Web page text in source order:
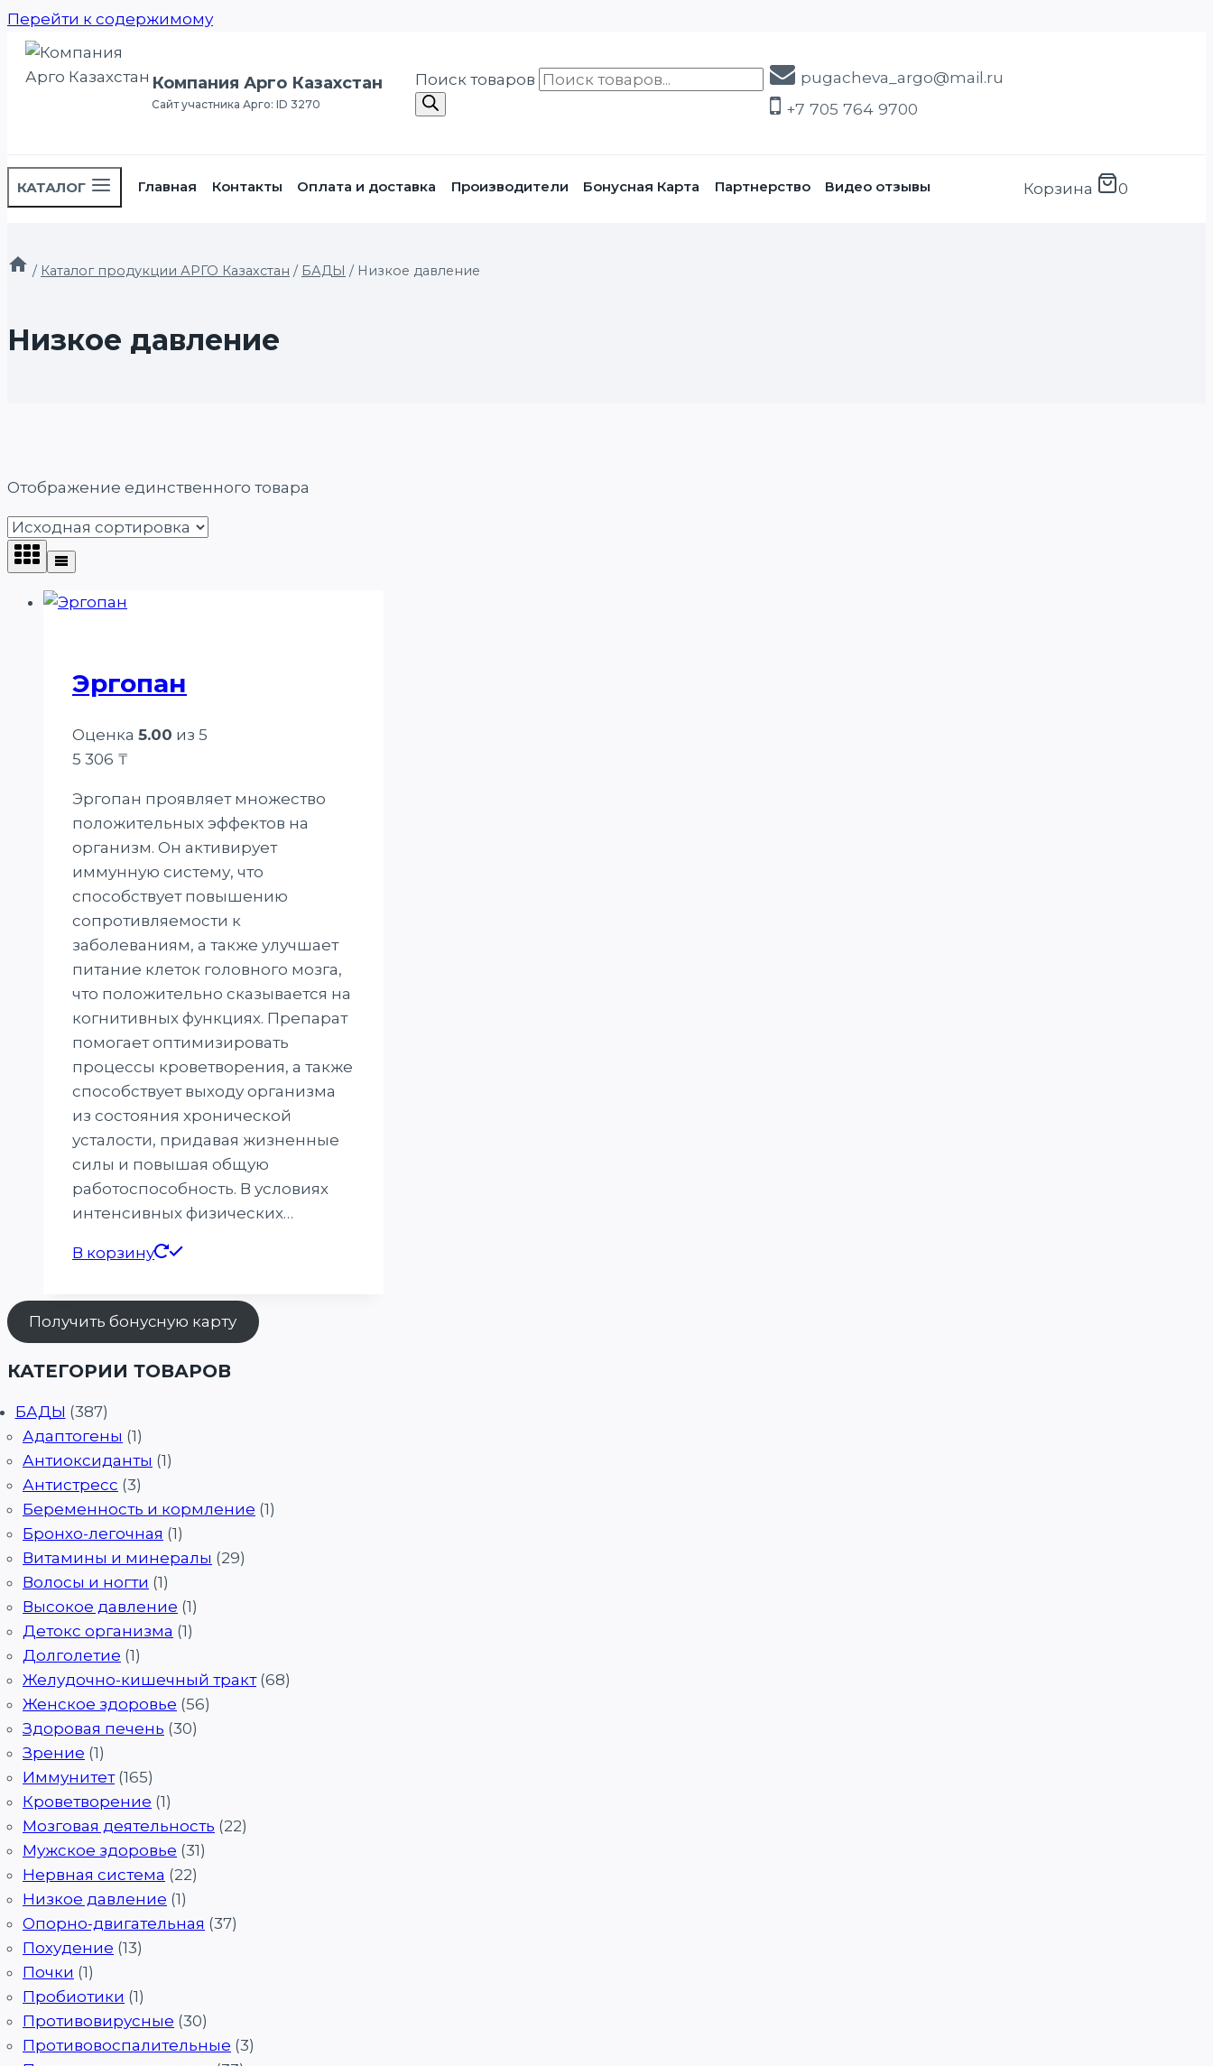
Перейти к содержимому
Компания Арго Казахстан
Сайт участника Арго: ID 3270
Поиск товаров
pugacheva_argo@mail.ru
+7 705 764 9700
КАТАЛОГ Главная Контакты Оплата и доставка Производители Бонусная Карта Партнерство Видео отзывы Корзина 0
/ Каталог продукции АРГО Казахстан / БАДЫ / Низкое давление
Низкое давление
Отображение единственного товара
Эргопан
Оценка 5.00 из 5
5 306 ₸
Эргопан проявляет множество
положительных эффектов на
организм. Он активирует
иммунную систему, что
способствует повышению
сопротивляемости к
заболеваниям, а также улучшает
питание клеток головного мозга,
что положительно сказывается на
когнитивных функциях. Препарат
помогает оптимизировать
процессы кроветворения, а также
способствует выходу организма
из состояния хронической
усталости, придавая жизненные
силы и повышая общую
работоспособность. В условиях
интенсивных физических…
В корзину
Получить бонусную карту
КАТЕГОРИИ ТОВАРОВ
БАДЫ (387)
Адаптогены (1)
Антиоксиданты (1)
Антистресс (3)
Беременность и кормление (1)
Бронхо-легочная (1)
Витамины и минералы (29)
Волосы и ногти (1)
Высокое давление (1)
Детокс организма (1)
Долголетие (1)
Желудочно-кишечный тракт (68)
Женское здоровье (56)
Здоровая печень (30)
Зрение (1)
Иммунитет (165)
Кроветворение (1)
Мозговая деятельность (22)
Мужское здоровье (31)
Нервная система (22)
Низкое давление (1)
Опорно-двигательная (37)
Похудение (13)
Почки (1)
Пробиотики (1)
Противовирусные (30)
Противовоспалительные (3)